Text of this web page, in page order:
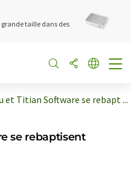
taille dans des
et Titian Software se rebapt ...
se rebaptisent